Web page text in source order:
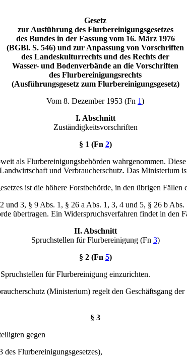
Gesetz
zur Ausführung des Flurbereinigungsgesetzes
des Bundes in der Fassung vom 16. März 1976
(BGBl. S. 546) und zur Anpassung von Vorschriften
des Landeskulturrechts und des Rechts der
Wasser- und Bodenverbände an die Vorschriften
des Flurbereinigungsrechts
(Ausführungsgesetz zum Flurbereinigungsgesetz)
Vom 8. Dezember 1953 (Fn 1)
I. Abschnitt
Zuständigkeitsvorschriften
§ 1 (Fn 2)
als Flurbereinigungsbehörden wahrgenommen.
und Verbraucherschutz. Das Ministerium
ist die höhere Forstbehörde, in den übrigen Fällen
und 3, § 9 Abs. 1, § 26 a Abs. 1, 3, 4 und 5, § 26 b
übertragen. Ein Widerspruchsverfahren findet in den
II. Abschnitt
Spruchstellen für Flurbereinigung (Fn 3)
§ 2 (Fn 5)
für Flurbereinigung einzurichten.
(Ministerium) regelt den Geschäftsgang
§ 3
gegen
des Flurbereinigungsgesetzes),